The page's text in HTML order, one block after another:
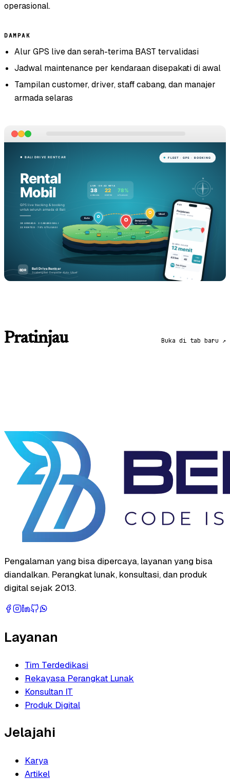
operasional.
DAMPAK
Alur GPS live dan serah-terima BAST tervalidasi
Jadwal maintenance per kendaraan disepakati di awal
Tampilan customer, driver, staff cabang, dan manajer
armada selaras
Pratinjau Buka di tab baru ↗
Pengalaman yang bisa dipercaya, layanan yang bisa
diandalkan. Perangkat lunak, konsultasi, dan produk
digital sejak 2013.
Layanan
Tim Terdedikasi
Rekayasa Perangkat Lunak
Konsultan IT
Produk Digital
Jelajahi
Karya
Artikel